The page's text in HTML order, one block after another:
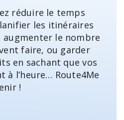
réduire le temps
les itinéraires
augmenter le nombre
faire, ou garder
en sachant que vos
à l’heure… Route4Me
!